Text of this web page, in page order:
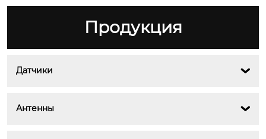
Продукция
Датчики 
Антенны 